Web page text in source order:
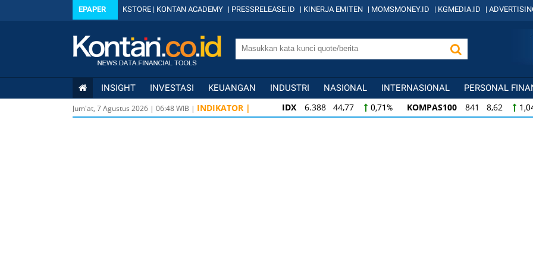
EPAPER KSTORE | KONTAN ACADEMY | PRESSRELEASE.ID | KINERJA EMITEN | MOMSMONEY.ID | KGMEDIA.ID |
INSIGHT INVESTASI KEUANGAN INDUSTRI NASIONAL INTERNASIONAL PERSONAL
Jum'at, 7 Agustus 2026 | 06:48WIB | INDIKATOR | IDX 6.388 44,77 0,71% KOMPAS100 841 8,62
KOMPAS100
841 8,62 1,04% LQ45 638 7,02 1,11%